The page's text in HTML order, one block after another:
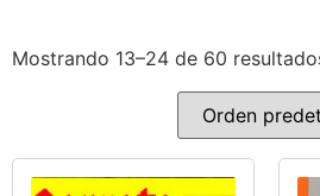
Mostrando 13–24 de 60